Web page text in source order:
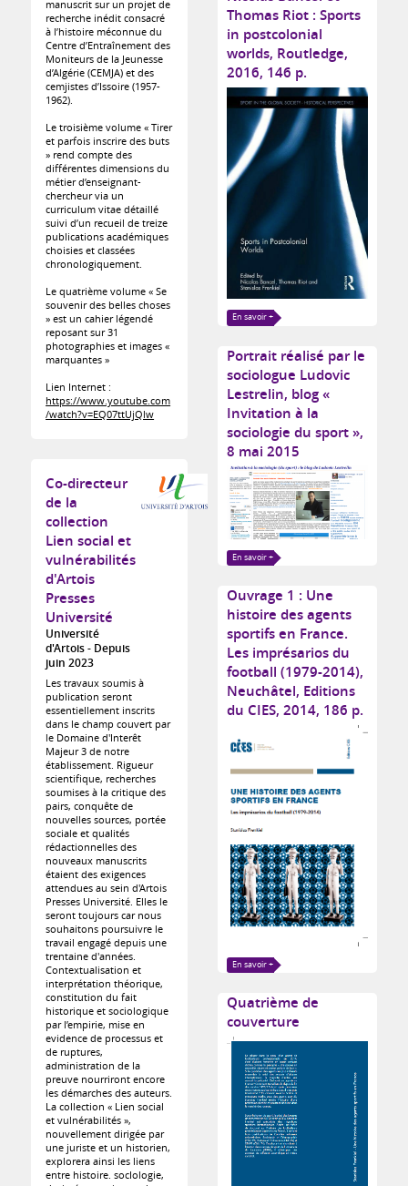
manuscrit sur un projet de
recherche inédit consacré
à l’histoire méconnue du
Centre d’Entraînement des
Moniteurs de la Jeunesse
d’Algérie (CEMJA) et des
cemjistes d’Issoire (1957-
1962).
Le troisième volume « Tirer
et parfois inscrire des buts
» rend compte des
différentes dimensions du
métier d’enseignant-
chercheur via un
curriculum vitae détaillé
suivi d’un recueil de treize
publications académiques
choisies et classées
chronologiquement.
Le quatrième volume « Se
souvenir des belles choses
» est un cahier légendé
reposant sur 31
photographies et images «
marquantes »
Lien Internet :
https://www.youtube.com
/watch?v=EQ07ttUjQlw
Co-directeur
de la
collection
Lien social et
vulnérabilités
d'Artois
Presses
Université
Université
d'Artois
Depuis
juin 2023
Les travaux soumis à
publication seront
essentiellement inscrits
dans le champ couvert par
le Domaine d'Interêt
Majeur 3 de notre
établissement. Rigueur
scientifique, recherches
soumises à la critique des
pairs, conquête de
nouvelles sources, portée
sociale et qualités
rédactionnelles des
nouveaux manuscrits
étaient des exigences
attendues au sein d'Artois
Presses Université. Elles le
seront toujours car nous
souhaitons poursuivre le
travail engagé depuis une
trentaine d'années.
Contextualisation et
interprétation théorique,
constitution du fait
historique et sociologique
par l’empirie, mise en
evidence de processus et
de ruptures,
administration de la
preuve nourriront encore
les démarches des auteurs.
La collection « Lien social
et vulnérabilités »,
nouvellement dirigée par
une juriste et un historien,
explorera ainsi les liens
entre histoire. socIologie,
Thomas Riot : Sports
in postcolonial
worlds, Routledge,
2016, 146 p.
En savoir +
Portrait réalisé par le
sociologue Ludovic
Lestrelin, blog «
Invitation à la
sociologie du sport »,
8 mai 2015
En savoir +
Ouvrage 1 : Une
histoire des agents
sportifs en France.
Les imprésarios du
football (1979-2014),
Neuchâtel, Editions
du CIES, 2014, 186 p.
En savoir +
Quatrième de
couverture